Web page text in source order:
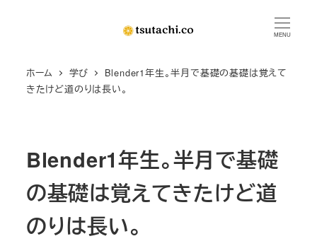
MENU
ホーム 学び
Blender1年生。半月で基礎の基礎は覚えて
きたけど道のりは長い。
Blender1年生。半月で基礎
の基礎は覚えてきたけど道
のりは長い。